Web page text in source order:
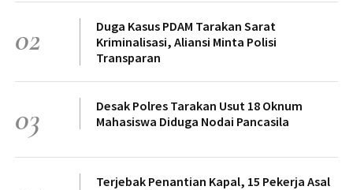
02
Duga Kasus PDAM Tarakan Sarat
Kriminalisasi, Aliansi Minta Polisi
Transparan
03
Desak Polres Tarakan Usut 18 Oknum
Mahasiswa Diduga Nodai Pancasila
Terjebak Penantian Kapal, 15 Pekerja Asal